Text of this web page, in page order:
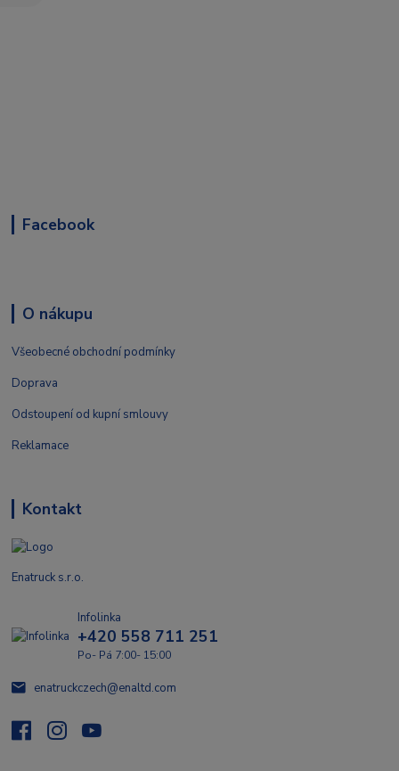
Facebook
O nákupu
Všeobecné obchodní podmínky
Doprava
Odstoupení od kupní smlouvy
Reklamace
Kontakt
Enatruck s.r.o.
Infolinka
+420 558 711 251
Po- Pá 7:00- 15:00
enatruckczech@enaltd.com